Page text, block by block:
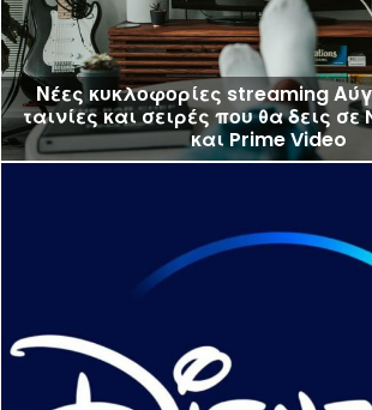
Νέες κυκλοφορίες streaming
ταινίες και σειρές που θα δεις
και Prime Video